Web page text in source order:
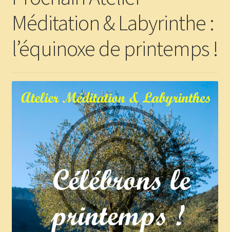
Commande
Contact
Demandez le message que vous réservent les plantes !
Méditations Labyrinthiques guidées
Mon Compte
page test diaporama
Méditation & Labyrinthe :
l’équinoxe de printemps !